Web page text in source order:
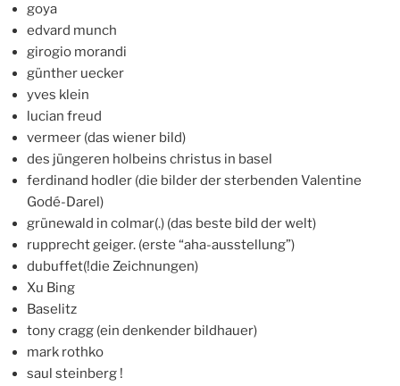
goya
edvard munch
girogio morandi
günther uecker
yves klein
lucian freud
vermeer (das wiener bild)
des jüngeren holbeins christus in basel
ferdinand hodler (die bilder der sterbenden Valentine
Godé-Darel)
grünewald in colmar(.) (das beste bild der welt)
rupprecht geiger. (erste “aha-ausstellung”)
dubuffet(!die Zeichnungen)
Xu Bing
Baselitz
tony cragg (ein denkender bildhauer)
mark rothko
saul steinberg !